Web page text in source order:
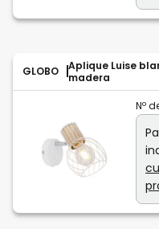
GLOBO
Aplique Luise
madera
Nº